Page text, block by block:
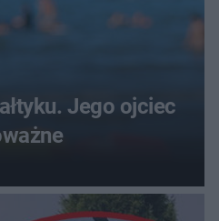
Jego ojciec